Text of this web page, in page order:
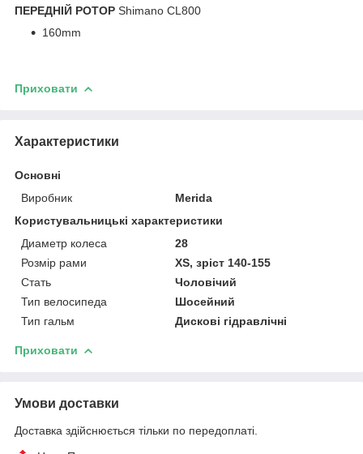
ПЕРЕДНІЙ РОТОР Shimano CL800
160mm
Приховати
Характеристики
Основні
Виробник
Merida
Користувальницькі характеристики
Диаметр колеса
28
Розмір рами
XS, зріст 140-155
Стать
Чоловічий
Тип велосипеда
Шосейний
Тип гальм
Дискові гідравлічні
Приховати
Умови доставки
Доставка здійснюється тільки по передоплаті.